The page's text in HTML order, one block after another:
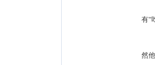
有“
焦
然